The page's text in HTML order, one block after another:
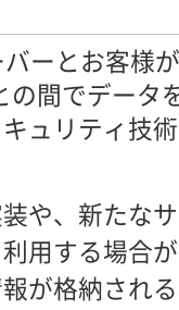
ーとお客様
の間でデータ
ュリティ技
や、新たな
用する場合
が格納され